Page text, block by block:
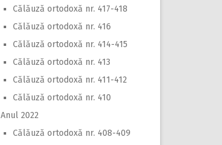
Călăuză ortodoxă nr. 417-418
Călăuză ortodoxă nr. 416
Călăuză ortodoxă nr. 414-415
Călăuză ortodoxă nr. 413
Călăuză ortodoxă nr. 411-412
Călăuză ortodoxă nr. 410
Anul 2022
Călăuză ortodoxă nr. 408-409